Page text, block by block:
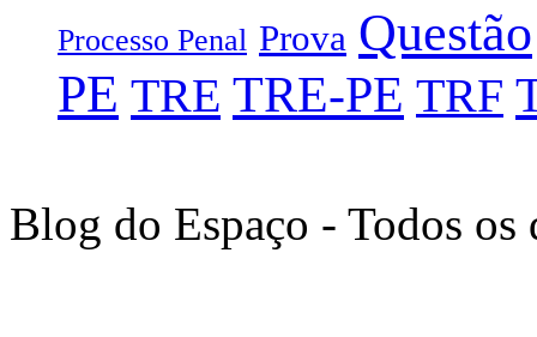
Processo Penal Prova Questão
PE TRE TRE-PE TRF
Blog do Espaço - Todos